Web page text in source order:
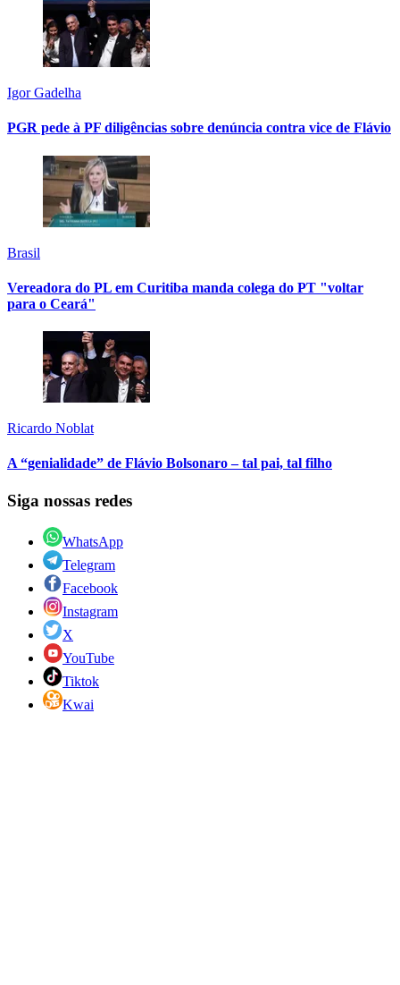
Igor Gadelha
PGR pede à PF diligências sobre denúncia contra vice de Flávio
Brasil
Vereadora do PL em Curitiba manda colega do PT "voltar
para o Ceará"
Ricardo Noblat
A “genialidade” de Flávio Bolsonaro – tal pai, tal filho
Siga nossas redes
WhatsApp
Telegram
Facebook
Instagram
X
YouTube
Tiktok
Kwai